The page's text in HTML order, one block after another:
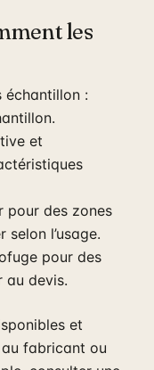
les
échantillon :
et
pour des zones
l’usage.
pour des
au devis.
et
fabricant ou